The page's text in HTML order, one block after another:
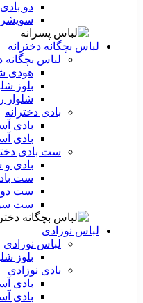
دو
لباس بچگانه دخترانه
لباس بچگانه
هودی
بلوز
شلوار
بادی دخترانه
بادی
بادی
ست بادی
بادی و
ست
ست دو
ست
لباس نوزادی
لباس نوزادی
بلوز
بادی نوزادی
بادی
بادی